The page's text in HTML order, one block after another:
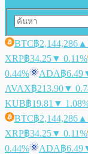
BTC฿2,144,286 ▲
XRP฿34.25▼ 0.11%
0.44%
ADA฿6.49
AVAX฿213.90▼
KUB฿19.81 ▼
BTC฿2,144,286 ▲
XRP฿34.25▼ 0.11%
0.44%
ADA฿6.49